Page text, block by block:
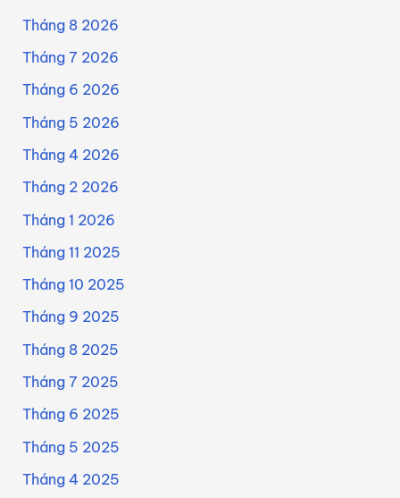
Tháng 8 2026
Tháng 7 2026
Tháng 6 2026
Tháng 5 2026
Tháng 4 2026
Tháng 2 2026
Tháng 1 2026
Tháng 11 2025
Tháng 10 2025
Tháng 9 2025
Tháng 8 2025
Tháng 7 2025
Tháng 6 2025
Tháng 5 2025
Tháng 4 2025